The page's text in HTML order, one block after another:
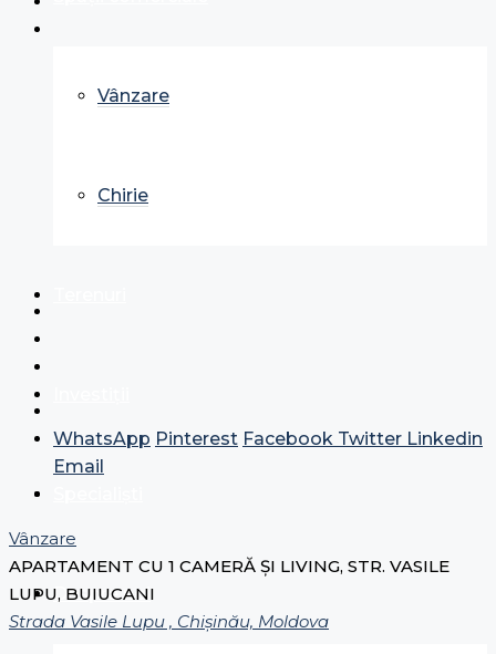
Vânzare
Chirie
Despre noi
WhatsApp Pinterest Facebook Twitter Linkedin
Email
Vânzare
APARTAMENT CU 1 CAMERĂ ȘI LIVING, STR. VASILE
LUPU, BUIUCANI
Strada Vasile Lupu , Chișinău, Moldova